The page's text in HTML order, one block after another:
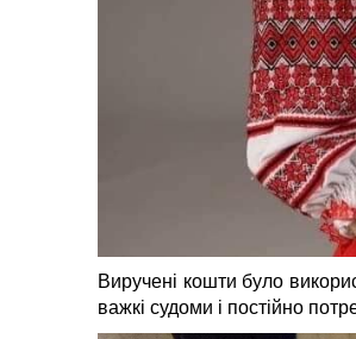
Виручені кошти було
важкі судоми і постійно